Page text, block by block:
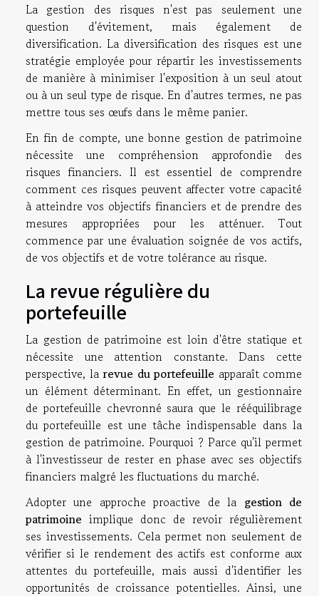
La gestion des risques n'est pas seulement une
question d'évitement, mais également de
diversification. La diversification des risques est une
stratégie employée pour répartir les investissements
de manière à minimiser l'exposition à un seul atout
ou à un seul type de risque. En d'autres termes, ne pas
mettre tous ses œufs dans le même panier.
En fin de compte, une bonne gestion de patrimoine
nécessite une compréhension approfondie des
risques financiers. Il est essentiel de comprendre
comment ces risques peuvent affecter votre capacité
à atteindre vos objectifs financiers et de prendre des
mesures appropriées pour les atténuer. Tout
commence par une évaluation soignée de vos actifs,
de vos objectifs et de votre tolérance au risque.
La revue régulière du
portefeuille
La gestion de patrimoine est loin d'être statique et
nécessite une attention constante. Dans cette
perspective, la revue du portefeuille apparaît comme
un élément déterminant. En effet, un gestionnaire
de portefeuille chevronné saura que le rééquilibrage
du portefeuille est une tâche indispensable dans la
gestion de patrimoine. Pourquoi ? Parce qu'il permet
à l'investisseur de rester en phase avec ses objectifs
financiers malgré les fluctuations du marché.
Adopter une approche proactive de la gestion de
patrimoine implique donc de revoir régulièrement
ses investissements. Cela permet non seulement de
vérifier si le rendement des actifs est conforme aux
attentes du portefeuille, mais aussi d'identifier les
opportunités de croissance potentielles. Ainsi, une